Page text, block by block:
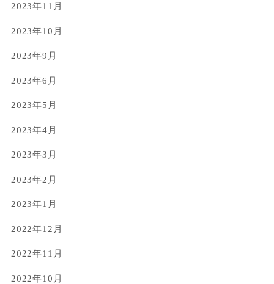
2023年11月
2023年10月
2023年9月
2023年6月
2023年5月
2023年4月
2023年3月
2023年2月
2023年1月
2022年12月
2022年11月
2022年10月